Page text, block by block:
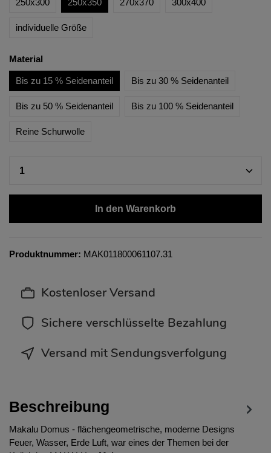
250x300 250x350 270x370 300x400
individuelle Größe
Material
Bis zu 15 % Seidenanteil Bis zu 30 % Seidenanteil
Bis zu 50 % Seidenanteil Bis zu 100 % Seidenanteil
Reine Schurwolle
In den Warenkorb
Produktnummer: MAK011800061107.31
Kostenloser Versand
Sichere verschlüsselte Bezahlung
Versand mit Sendungsverfolgung
Beschreibung
Makalu Domus - flächengeometrische, moderne Designs
Feuer, Wasser, Erde Luft, war eines der Themen bei der